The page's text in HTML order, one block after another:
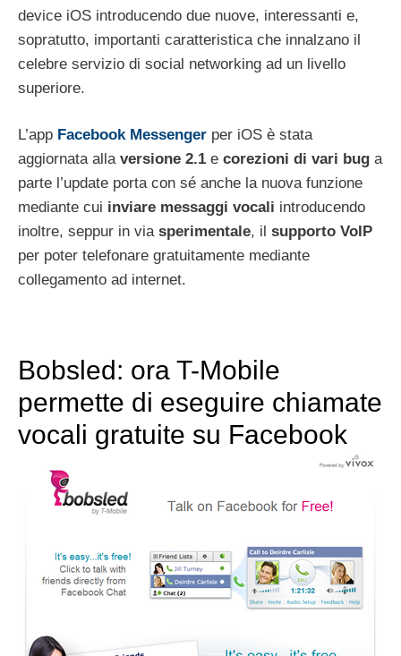
device iOS introducendo due nuove, interessanti e,
sopratutto, importanti caratteristica che innalzano il
celebre servizio di social networking ad un livello
superiore.
L’app Facebook Messenger per iOS è stata
aggiornata alla versione 2.1 e corezioni di vari bug a
parte l’update porta con sé anche la nuova funzione
mediante cui inviare messaggi vocali introducendo
inoltre, seppur in via sperimentale, il supporto VoIP
per poter telefonare gratuitamente mediante
collegamento ad internet.
Bobsled: ora T-Mobile
permette di eseguire chiamate
vocali gratuite su Facebook